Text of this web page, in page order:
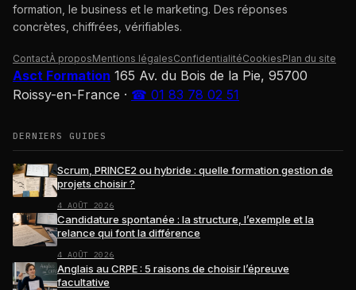
formation, le business et le marketing. Des réponses
concrètes, chiffrées, vérifiables.
ContactÀ proposMentions légalesConfidentialitéCookiesPlan du site
Asct Formation 165 Av. du Bois de la Pie, 95700
Roissy-en-France · ☎ 01 83 78 02 51
DERNIERS GUIDES
Scrum, PRINCE2 ou hybride : quelle formation gestion de
projets choisir ?
4 AOÛT 2026
Candidature spontanée : la structure, l’exemple et la
relance qui font la différence
4 AOÛT 2026
Anglais au CRPE : 5 raisons de choisir l’épreuve
facultative